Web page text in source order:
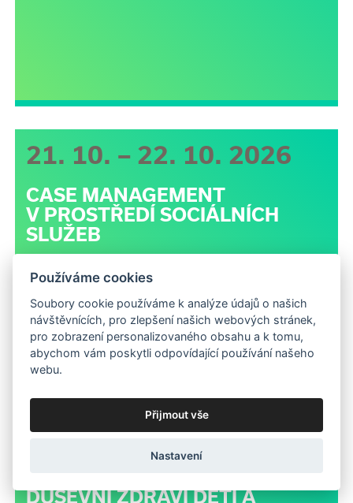
21. 10. – 22. 10. 2026
CASE MANAGEMENT
V PROSTŘEDÍ SOCIÁLNÍCH
SLUŽEB
4. 11. 2026
DUŠEVNÍ ZDRAVÍ DĚTÍ A
Používáme cookies
Soubory cookie používáme k analýze údajů o našich
návštěvnících, pro zlepšení našich webových stránek,
pro zobrazení personalizovaného obsahu a k tomu,
abychom vám poskytli odpovídající používání našeho
webu.
Přijmout vše
Nastavení